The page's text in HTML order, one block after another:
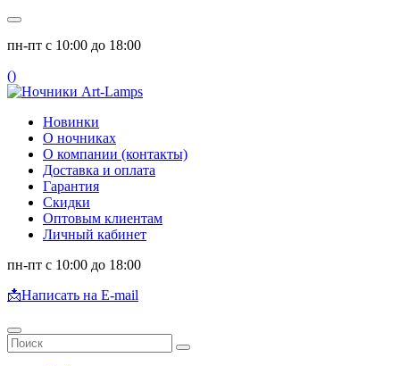
пн-пт с 10:00 до 18:00
()
Новинки
О ночниках
О компании (контакты)
Доставка и оплата
Гарантия
Скидки
Оптовым клиентам
Личный кабинет
пн-пт с 10:00 до 18:00
📩Написать на E-mail